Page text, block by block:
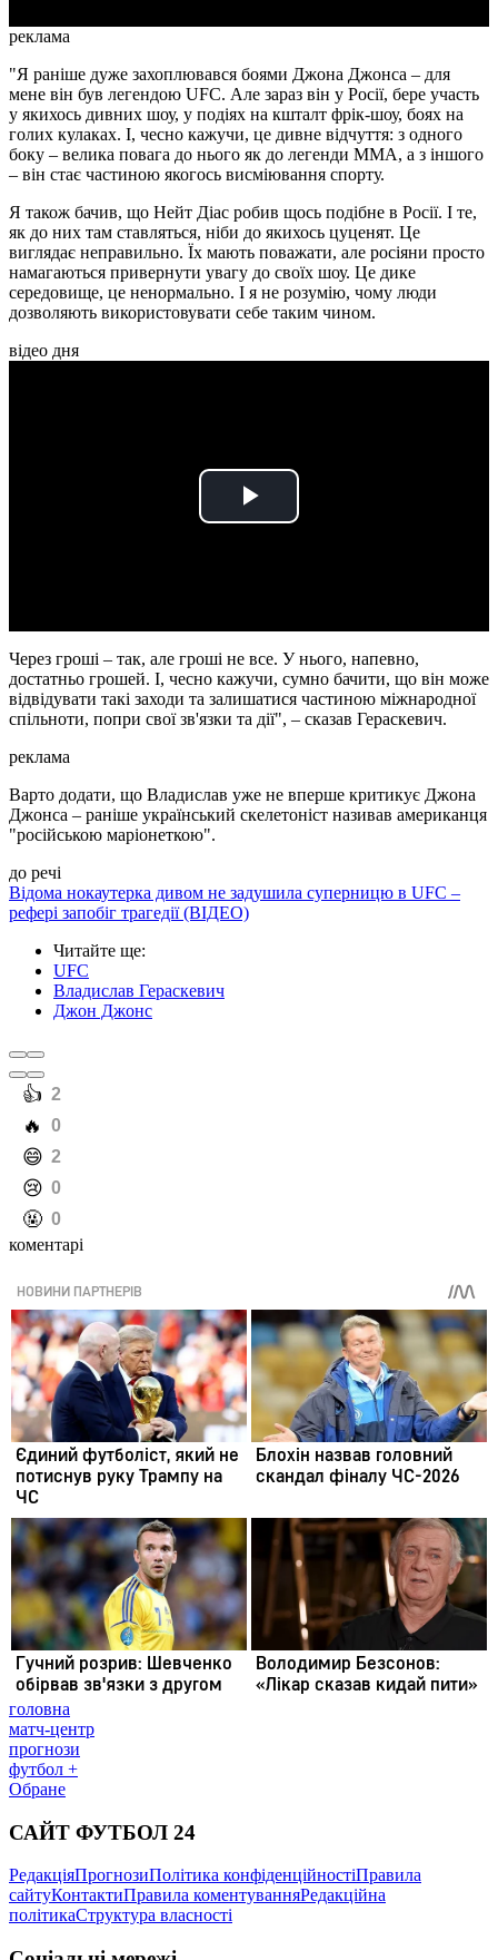
реклама
"Я раніше дуже захоплювався боями Джона Джонса – для
мене він був легендою UFC. Але зараз він у Росії, бере участь
у якихось дивних шоу, у подіях на кшталт фрік-шоу, боях на
голих кулаках. І, чесно кажучи, це дивне відчуття: з одного
боку – велика повага до нього як до легенди ММА, а з іншого
– він стає частиною якогось висміювання спорту.
Я також бачив, що Нейт Діас робив щось подібне в Росії. І те,
як до них там ставляться, ніби до якихось цуценят. Це
виглядає неправильно. Їх мають поважати, але росіяни просто
намагаються привернути увагу до своїх шоу. Це дике
середовище, це ненормально. І я не розумію, чому люди
дозволяють використовувати себе таким чином.
відео дня
Play
Через гроші – так, але гроші не все. У нього, напевно,
достатньо грошей. І, чесно кажучи, сумно бачити, що він може
відвідувати такі заходи та залишатися частиною міжнародної
спільноти, попри свої зв'язки та дії", – сказав Гераскевич.
реклама
Варто додати, що Владислав уже не вперше критикує Джона
Джонса – раніше український скелетоніст називав американця
"російською маріонеткою".
до речі
Відома нокаутерка дивом не задушила суперницю в UFC –
рефері запобіг трагедії (ВІДЕО)
Читайте ще:
UFC
Владислав Гераскевич
Джон Джонс
️👍 2
️🔥 0
️😄 2
️😢 0
️🤬 0
коментарі
головна
матч-центр
прогнози
футбол +
Обране
САЙТ ФУТБОЛ 24
РедакціяПрогнозиПолітика конфіденційностіПравила
сайтуКонтактиПравила коментуванняРедакційна
політикаСтруктура власності